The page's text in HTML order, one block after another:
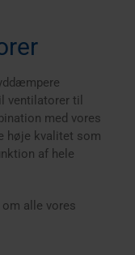
ventilatorer til
med vores
høje kvalitet som
af hele
alle vores